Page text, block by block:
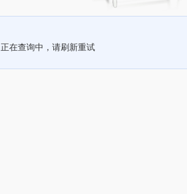
正在查询中，请刷新重试